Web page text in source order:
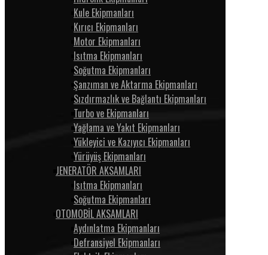
Kule Ekipmanları
Kırıcı Ekipmanları
Motor Ekipmanları
Isıtma Ekipmanları
Soğutma Ekipmanları
Şanzıman ve Aktarma Ekipmanları
Sızdırmazlık ve Bağlantı Ekipmanları
Turbo ve Ekipmanları
Yağlama ve Yakıt Ekipmanları
Yükleyici ve Kazıyıcı Ekipmanları
Yürüyüş Ekipmanları
JENERATÖR AKSAMLARI
Isıtma Ekipmanları
Soğutma Ekipmanları
OTOMOBİL AKSAMLARI
Aydınlatma Ekipmanları
Defransiyel Ekipmanları